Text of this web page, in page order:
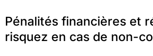
Pénalités financières et
risquez en cas de non-